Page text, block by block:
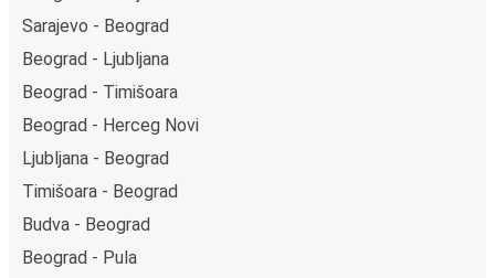
Sarajevo - Beograd
Beograd - Ljubljana
Beograd - Timišoara
Beograd - Herceg Novi
Ljubljana - Beograd
Timišoara - Beograd
Budva - Beograd
Beograd - Pula